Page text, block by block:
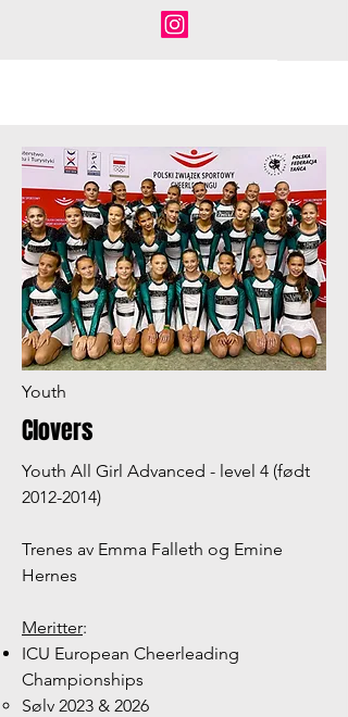
Youth
Clovers
Youth All Girl Advanced - level 4 (født
2012-2014)
Trenes av Emma Falleth og Emine
Hernes
Meritter:
ICU European Cheerleading
Championships
Sølv 2023 & 2026